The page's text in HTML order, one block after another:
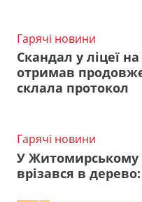
Гарячі новини
Скандал у ліцеї
отримав
склала протокол
Гарячі новини
У Житомирському
врізався в